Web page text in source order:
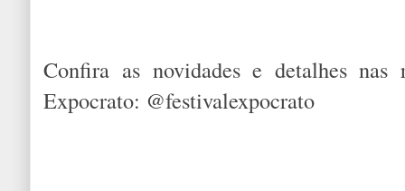
Confira as novidades e detalhes nas
Expocrato: @festivalexpocrato